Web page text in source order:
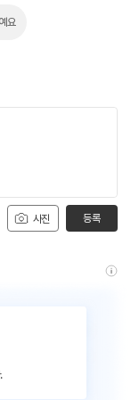
요
사진 등록